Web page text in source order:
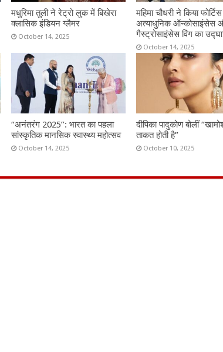
मधुरिमा तुली ने रेट्रो लुक में बिखेरा
क्लासिक इंडियन ग्लैमर
October 14, 2025
महिमा चौधरी ने किया
अत्याधुनिक ऑन्कोसाइंसेस
गैस्ट्रोसाइंसेस विंग का
October 14, 2025
“अनंतरंग 2025”: भारत का पहला
सांस्कृतिक मानसिक स्वास्थ्य महोत्सव
October 14, 2025
दीपिका पादुकोण बोलीं
ताकत होती है”
October 10, 2025